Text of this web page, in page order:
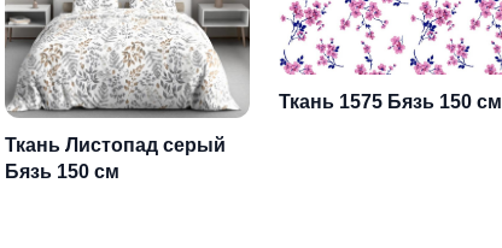
Ткань Листопад серый
Бязь 150 см
Ткань 1575 Бязь 150 см